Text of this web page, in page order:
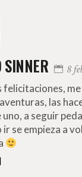
SINNER 8
las
a seguir
se empieza a